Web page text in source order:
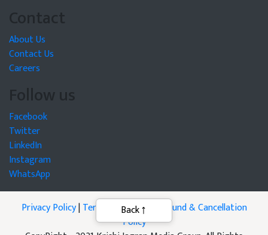
Contact
About Us
Contact Us
Careers
Follow us
Facebook
Twitter
LinkedIn
Instagram
WhatsApp
Privacy Policy|Terms of Service
Refund & Cancellation
Policy
Back